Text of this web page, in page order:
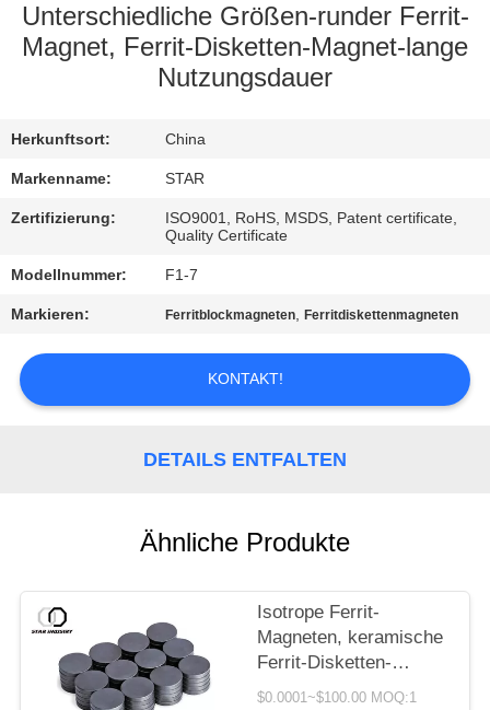
QUALITÄTSKONTROLLE
SIE
MIT
UNS
VERBINDUNG
NACHRICHTEN
POLICY
Unterschiedliche Größen-runder Ferrit-
Magnet, Ferrit-Disketten-Magnet-lange
Nutzungsdauer
Herkunftsort: China
Markenname: STAR
Zertifizierung:
ISO9001, RoHS, MSDS, Patent certificate,
Quality Certificate
Modellnummer: F1-7
Markieren: Ferritblockmagneten,Ferritdiskettenmagneten
KONTAKT!
DETAILS ENTFALTEN
Ähnliche Produkte
Isotrope Ferrit-
Magneten, keramische
Ferrit-Disketten-
Magneten für Sprecher
$0.0001~$100.00 MOQ:1